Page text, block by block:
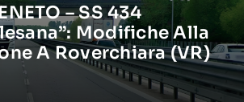
– SS 434
Modifiche Alla
A Roverchiara (VR)